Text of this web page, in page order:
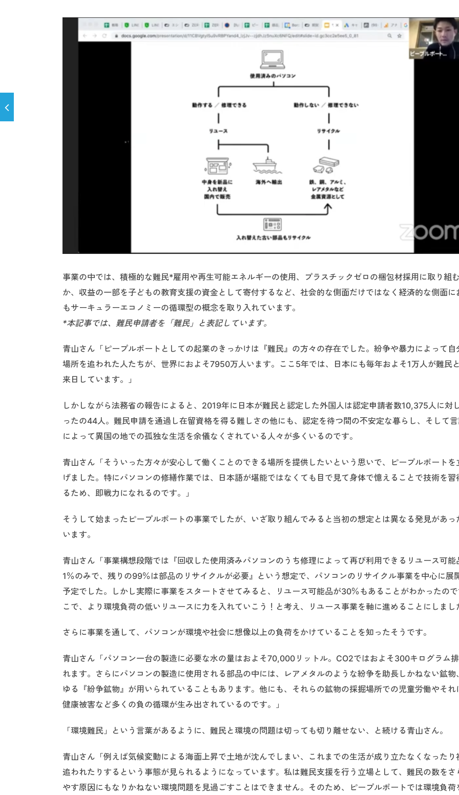
事業の中では、積極的な難民*雇用や再生可能エネルギーの使用、プラスチックゼロの梱包材採用に取り組
か、収益の一部を子どもの教育支援の資金として寄付するなど、社会的な側面だけではなく経済的な側面に
もサーキュラーエコノミーの循環型の概念を取り入れています。
*本記事では、難民申請者を「難民」と表記しています。
青山さん「ピープルポートとしての起業のきっかけは『難民』の方々の存在でした。紛争や暴力によって自
場所を追われた人たちが、世界におよそ7950万人います。ここ5年では、日本にも毎年およそ1万人が難民
来日しています。」
しかしながら法務省の報告によると、2019年に日本が難民と認定した外国人は認定申請者数10,375人に対
ったの44人。難民申請を通過し在留資格を得る難しさの他にも、認定を待つ間の不安定な暮らし、そして
によって異国の地での孤独な生活を余儀なくされている人々が多くいるのです。
青山さん「そういった方々が安心して働くことのできる場所を提供したいという思いで、ピープルポートを
げました。特にパソコンの修繕作業では、日本語が堪能ではなくても目で見て身体で憶えることで技術を習
るため、即戦力になれるのです。」
そうして始まったピープルポートの事業でしたが、いざ取り組んでみると当初の想定とは異なる発見があっ
います。
青山さん「事業構想段階では『回収した使用済みパソコンのうち修理によって再び利用できるリユース可能
1％のみで、残りの99％は部品のリサイクルが必要』という想定で、パソコンのリサイクル事業を中心に展
予定でした。しかし実際に事業をスタートさせてみると、リユース可能品が30％もあることがわかったの
こで、より環境負荷の低いリユースに力を入れていこう！と考え、リユース事業を軸に進めることにしまし
さらに事業を通して、パソコンが環境や社会に想像以上の負荷をかけていることを知ったそうです。
青山さん「パソコン一台の製造に必要な水の量はおよそ70,000リットル。CO2ではおよそ300キログラム
れます。さらにパソコンの製造に使用される部品の中には、レアメタルのような紛争を助長しかねない鉱物
ゆる『紛争鉱物』が用いられていることもあります。他にも、それらの鉱物の採掘場所での児童労働やそれ
健康被害など多くの負の循環が生み出されているのです。」
「環境難民」という言葉があるように、難民と環境の問題は切っても切り離せない、と続ける青山さん。
青山さん「例えば気候変動による海面上昇で土地が沈んでしまい、これまでの生活が成り立たなくなったり
追われたりするという事態が見られるようになっています。私は難民支援を行う立場として、難民の数をさ
やす原因にもなりかねない環境問題を見過ごすことはできません。そのため、ピープルポートでは環境負荷